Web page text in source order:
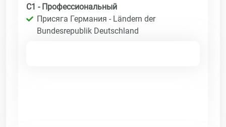
C1 - Профессиональный
Присяга Германия - Ländern der
Bundesrepublik Deutschland